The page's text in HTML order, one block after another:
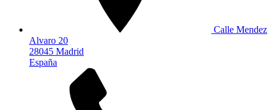
Calle Mendez
Alvaro 20
28045 Madrid
España